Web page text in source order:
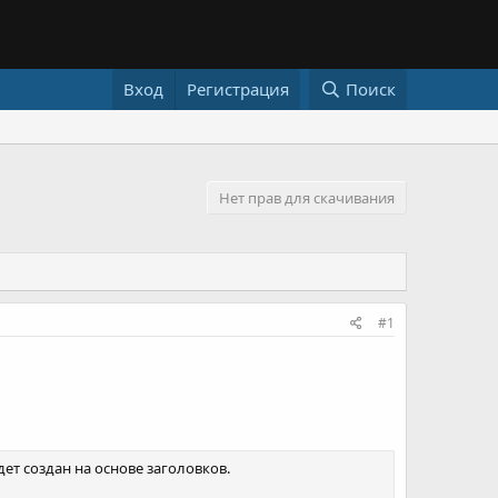
Вход Регистрация Поиск
Нет прав для скачивания
#1
создан на основе заголовков.